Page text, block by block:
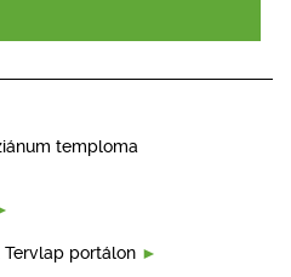
temploma
portálon